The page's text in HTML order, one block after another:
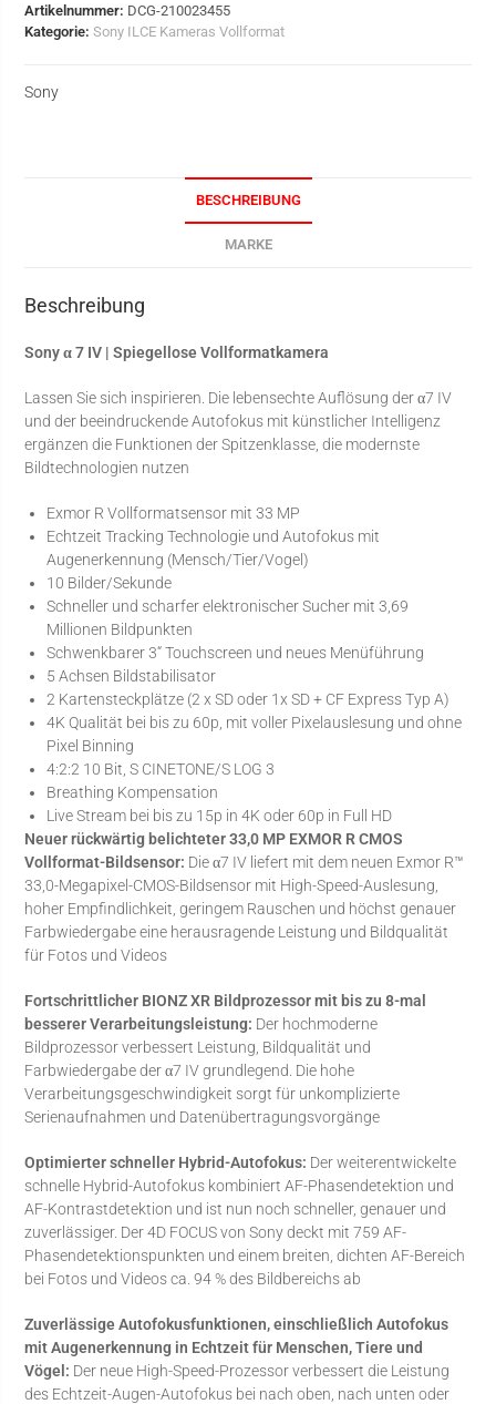
Artikelnummer: DCG-210023455
Kategorie:Sony ILCE Kameras Vollformat
Sony
BESCHREIBUNG
MARKE
Beschreibung
Sony α 7 IV | Spiegellose Vollformatkamera
Lassen Sie sich inspirieren. Die lebensechte Auflösung der α7 IV
und der beeindruckende Autofokus mit künstlicher Intelligenz
ergänzen die Funktionen der Spitzenklasse, die modernste
Bildtechnologien nutzen
Exmor R Vollformatsensor mit 33 MP
Echtzeit Tracking Technologie und Autofokus mit
Augenerkennung (Mensch/Tier/Vogel)
10 Bilder/Sekunde
Schneller und scharfer elektronischer Sucher mit 3,69
Millionen Bildpunkten
Schwenkbarer 3“ Touchscreen und neues Menüführung
5 Achsen Bildstabilisator
2 Kartensteckplätze (2 x SD oder 1x SD + CF Express Typ A)
4K Qualität bei bis zu 60p, mit voller Pixelauslesung und ohne
Pixel Binning
4:2:2 10 Bit, S CINETONE/S LOG 3
Breathing Kompensation
Live Stream bei bis zu 15p in 4K oder 60p in Full HD
Neuer rückwärtig belichteter 33,0 MP EXMOR R CMOS
Vollformat-Bildsensor: Die α7 IV liefert mit dem neuen Exmor R™
33,0-Megapixel-CMOS-Bildsensor mit High-Speed-Auslesung,
hoher Empfindlichkeit, geringem Rauschen und höchst genauer
Farbwiedergabe eine herausragende Leistung und Bildqualität
für Fotos und Videos
Fortschrittlicher BIONZ XR Bildprozessor mit bis zu 8-mal
besserer Verarbeitungsleistung: Der hochmoderne
Bildprozessor verbessert Leistung, Bildqualität und
Farbwiedergabe der α7 IV grundlegend. Die hohe
Verarbeitungsgeschwindigkeit sorgt für unkomplizierte
Serienaufnahmen und Datenübertragungsvorgänge
Optimierter schneller Hybrid-Autofokus: Der weiterentwickelte
schnelle Hybrid-Autofokus kombiniert AF-Phasendetektion und
AF-Kontrastdetektion und ist nun noch schneller, genauer und
zuverlässiger. Der 4D FOCUS von Sony deckt mit 759 AF-
Phasendetektionspunkten und einem breiten, dichten AF-Bereich
bei Fotos und Videos ca. 94 % des Bildbereichs ab
Zuverlässige Autofokusfunktionen, einschließlich Autofokus
mit Augenerkennung in Echtzeit für Menschen, Tiere und
Vögel: Der neue High-Speed-Prozessor verbessert die Leistung
des Echtzeit-Augen-Autofokus bei nach oben, nach unten oder